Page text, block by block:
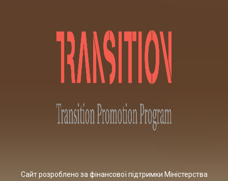
Сайт розроблено за фінансової підтримки Міністерства